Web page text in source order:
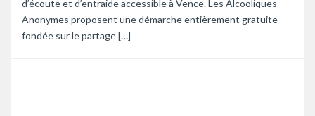
d’écoute et d’entraide accessible à Vence. Les Alcooliques
Anonymes proposent une démarche entièrement gratuite
fondée sur le partage […]